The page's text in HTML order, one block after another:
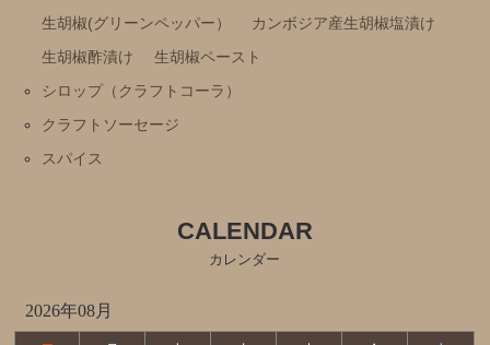
生胡椒(グリーンペッパー）
カンボジア産生胡椒塩漬け
生胡椒酢漬け
生胡椒ペースト
シロップ（クラフトコーラ）
クラフトソーセージ
スパイス
CALENDAR
カレンダー
2026年08月